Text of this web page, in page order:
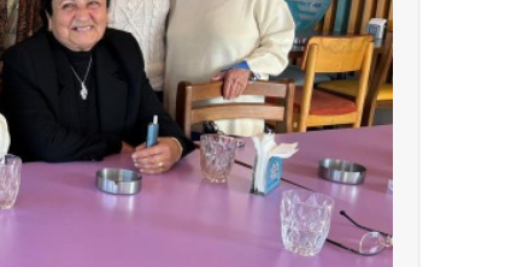
أخبار لبنان
فضيحة نقص السلاح تكبر؟ إيران - عمان : اتفاق
أخبار لبنان مفكرة النشاطات الرسمية المقررة في لبنان
أخبار لبنان أسرار الصحف المحلية الصادرة في لبنان
أخبار لبنان مقدمات نشرات الأخبار المسائية في لبنان